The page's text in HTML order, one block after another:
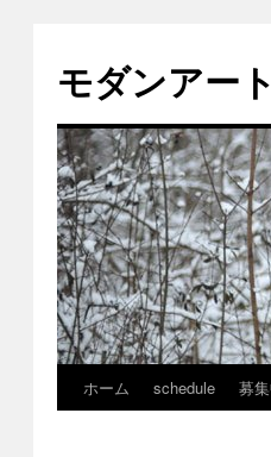
モダンアー
ホーム schedule 募